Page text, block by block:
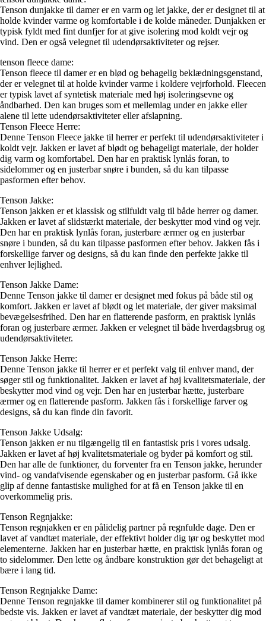
Tenson dunjakke til damer er en varm og let jakke, der er designet til at
holde kvinder varme og komfortable i de kolde måneder. Dunjakken er
typisk fyldt med fint dunfjer for at give isolering mod koldt vejr og
vind. Den er også velegnet til udendørsaktiviteter og rejser.
tenson fleece dame:
Tenson fleece til damer er en blød og behagelig beklædningsgenstand,
der er velegnet til at holde kvinder varme i koldere vejrforhold. Fleecen
er typisk lavet af syntetisk materiale med høj isoleringsevne og
åndbarhed. Den kan bruges som et mellemlag under en jakke eller
alene til lette udendørsaktiviteter eller afslapning.
Tenson Fleece Herre:
Denne Tenson Fleece jakke til herrer er perfekt til udendørsaktiviteter i
koldt vejr. Jakken er lavet af blødt og behageligt materiale, der holder
dig varm og komfortabel. Den har en praktisk lynlås foran, to
sidelommer og en justerbar snøre i bunden, så du kan tilpasse
pasformen efter behov.
Tenson Jakke:
Tenson jakken er et klassisk og stilfuldt valg til både herrer og damer.
Jakken er lavet af slidstærkt materiale, der beskytter mod vind og vejr.
Den har en praktisk lynlås foran, justerbare ærmer og en justerbar
snøre i bunden, så du kan tilpasse pasformen efter behov. Jakken fås i
forskellige farver og designs, så du kan finde den perfekte jakke til
enhver lejlighed.
Tenson Jakke Dame:
Denne Tenson jakke til damer er designet med fokus på både stil og
komfort. Jakken er lavet af blødt og let materiale, der giver maksimal
bevægelsesfrihed. Den har en flatterende pasform, en praktisk lynlås
foran og justerbare ærmer. Jakken er velegnet til både hverdagsbrug og
udendørsaktiviteter.
Tenson Jakke Herre:
Denne Tenson jakke til herrer er et perfekt valg til enhver mand, der
søger stil og funktionalitet. Jakken er lavet af høj kvalitetsmateriale, der
beskytter mod vind og vejr. Den har en justerbar hætte, justerbare
ærmer og en flatterende pasform. Jakken fås i forskellige farver og
designs, så du kan finde din favorit.
Tenson Jakke Udsalg:
Tenson jakken er nu tilgængelig til en fantastisk pris i vores udsalg.
Jakken er lavet af høj kvalitetsmateriale og byder på komfort og stil.
Den har alle de funktioner, du forventer fra en Tenson jakke, herunder
vind- og vandafvisende egenskaber og en justerbar pasform. Gå ikke
glip af denne fantastiske mulighed for at få en Tenson jakke til en
overkommelig pris.
Tenson Regnjakke:
Tenson regnjakken er en pålidelig partner på regnfulde dage. Den er
lavet af vandtæt materiale, der effektivt holder dig tør og beskyttet mod
elementerne. Jakken har en justerbar hætte, en praktisk lynlås foran og
to sidelommer. Den lette og åndbare konstruktion gør det behageligt at
bære i lang tid.
Tenson Regnjakke Dame:
Denne Tenson regnjakke til damer kombinerer stil og funktionalitet på
bedste vis. Jakken er lavet af vandtæt materiale, der beskytter dig mod